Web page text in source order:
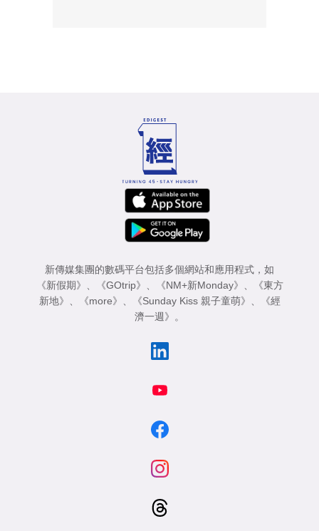
新傳媒集團的數碼平台包括多個網站和應用程式，如
《新假期》
《GOtrip》 《NM+新Monday》
《東方
新地》
《more》 《Sunday Kiss 親子童萌》
《經
濟一週》
。